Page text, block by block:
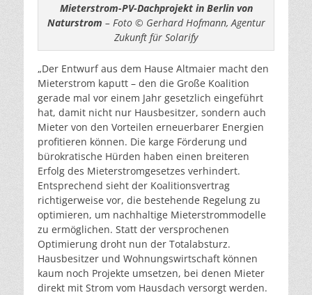
Mieterstrom-PV-Dachprojekt in Berlin von
Naturstrom – Foto © Gerhard Hofmann, Agentur
Zukunft für Solarify
„Der Entwurf aus dem Hause Altmaier macht den
Mieterstrom kaputt – den die Große Koalition
gerade mal vor einem Jahr gesetzlich eingeführt
hat, damit nicht nur Hausbesitzer, sondern auch
Mieter von den Vorteilen erneuerbarer Energien
profitieren können. Die karge Förderung und
bürokratische Hürden haben einen breiteren
Erfolg des Mieterstromgesetzes verhindert.
Entsprechend sieht der Koalitionsvertrag
richtigerweise vor, die bestehende Regelung zu
optimieren, um nachhaltige Mieterstrommodelle
zu ermöglichen. Statt der versprochenen
Optimierung droht nun der Totalabsturz.
Hausbesitzer und Wohnungswirtschaft können
kaum noch Projekte umsetzen, bei denen Mieter
direkt mit Strom vom Hausdach versorgt werden.